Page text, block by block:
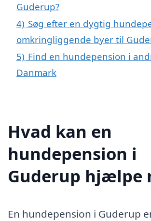
Guderup?
4) Søg efter en dygtig
omkringliggende byer til
5) Find en hundepension i
Danmark
Hvad kan en
hundepension i
Guderup hjælpe
En hundepension i Guderup